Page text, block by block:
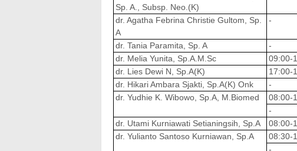
Sp. A., Subsp. Neo.(K)
dr. Agatha Febrina Christie Gultom, Sp.
A
-
dr. Tania Paramita, Sp. A -
dr. Melia Yunita, Sp.A.M.Sc
09:00-
dr. Lies Dewi N, Sp.A(K)
17:00-
dr. Hikari Ambara Sjakti, Sp.A(K) Onk
-
dr. Yudhie K. Wibowo, Sp.A, M.Biomed
08:00-
-
dr. Utami Kurniawati Setianingsih, Sp.A
08:00-
dr. Yulianto Santoso Kurniawan, Sp.A
08:30-